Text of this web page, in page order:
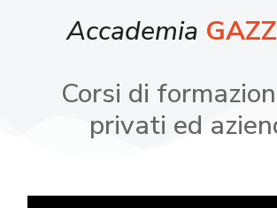
Accademia
Corsi di
privati ed